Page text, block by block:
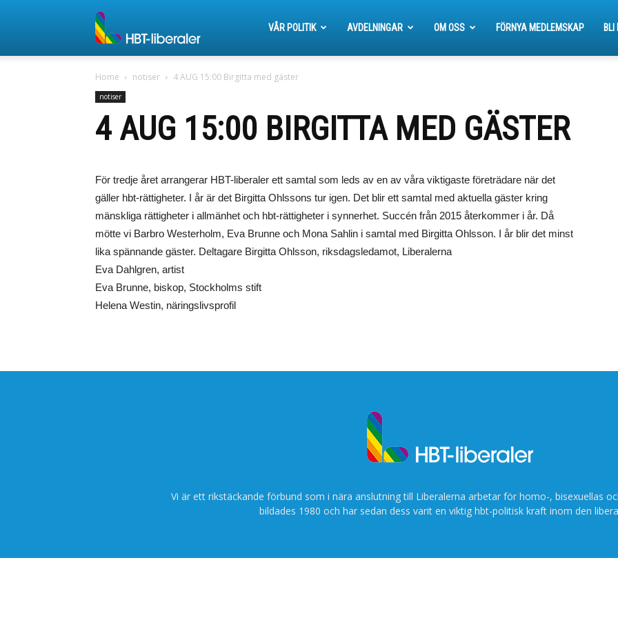
liberaler
VÅR POLITIK AVDELNINGAR OM OSS FÖRNYA MEDLEMSKAP BLI
Home notiser 4 AUG 15:00 Birgitta med gäster
notiser
4 AUG 15:00 BIRGITTA MED GÄSTER
För tredje året arrangerar HBT-liberaler ett samtal som leds av en av våra viktigaste företrädare när det
gäller hbt-rättigheter. I år är det Birgitta Ohlssons tur igen. Det blir ett samtal med aktuella gäster kring
mänskliga rättigheter i allmänhet och hbt-rättigheter i synnerhet. Succén från 2015 återkommer i år. Då
mötte vi Barbro Westerholm, Eva Brunne och Mona Sahlin i samtal med Birgitta Ohlsson. I år blir det minst
lika spännande gäster. Deltagare Birgitta Ohlsson, riksdagsledamot, Liberalerna
Eva Dahlgren, artist
Eva Brunne, biskop, Stockholms stift
Helena Westin, näringslivsprofil
Vi är ett rikstäckande förbund som i nära anslutning till Liberalerna arbetar för homo-, bisexuellas
bildades 1980 och har sedan dess varit en viktig hbt-politisk kraft inom den